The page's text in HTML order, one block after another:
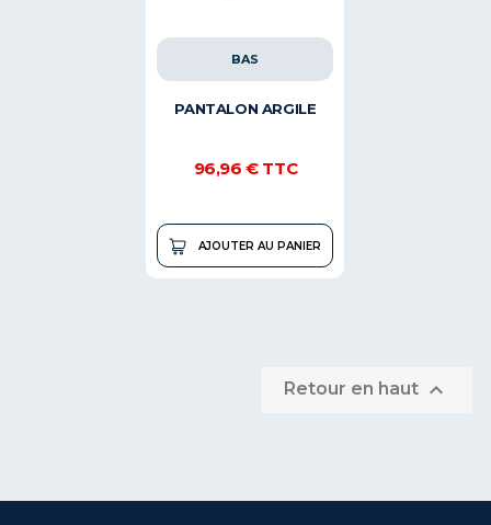
BAS
PANTALON ARGILE
96,96 € TTC
AJOUTER AU PANIER
Retour en haut 